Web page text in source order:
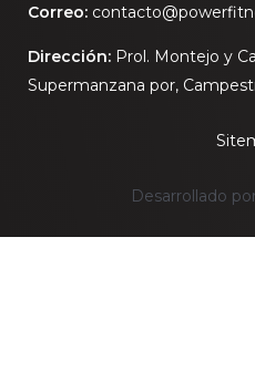
Correo:
Dirección: Prol. Montejo y
Supermanzana por,
Desarrollado